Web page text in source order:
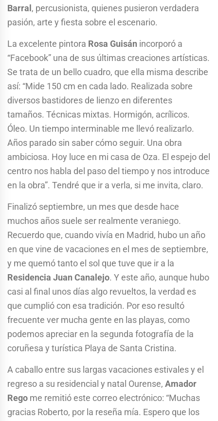
Barral , percusionista, quienes pusieron verdadera
pasión, arte y fiesta sobre el escenario.
La excelente pintora Rosa Guisán incorporó a
“Facebook” una de sus últimas creaciones artísticas.
Se trata de un bello cuadro, que ella misma describe
así: “Mide 150 cm en cada lado. Realizada sobre
diversos bastidores de lienzo en diferentes
tamaños. Técnicas mixtas. Hormigón, acrílicos.
Óleo. Un tiempo interminable me llevó realizarlo.
Años parado sin saber cómo seguir. Una obra
ambiciosa. Hoy luce en mi casa de Oza. El espejo del
centro nos habla del paso del tiempo y nos introduce
en la obra”. Tendré que ir a verla, si me invita, claro.
Finalizó septiembre, un mes que desde hace
muchos años suele ser realmente veraniego.
Recuerdo que, cuando vivía en Madrid, hubo un año
en que vine de vacaciones en el mes de septiembre,
y me quemó tanto el sol que tuve que ir a la
Residencia Juan Canalejo. Y este año, aunque hubo
casi al final unos días algo revueltos, la verdad es
que cumplió con esa tradición. Por eso resultó
frecuente ver mucha gente en las playas, como
podemos apreciar en la segunda fotografía de la
coruñesa y turística Playa de Santa Cristina.
A caballo entre sus largas vacaciones estivales y el
regreso a su residencial y natal Ourense, Amador
Rego me remitió este correo electrónico: “Muchas
gracias Roberto, por la reseña mía. Espero que los